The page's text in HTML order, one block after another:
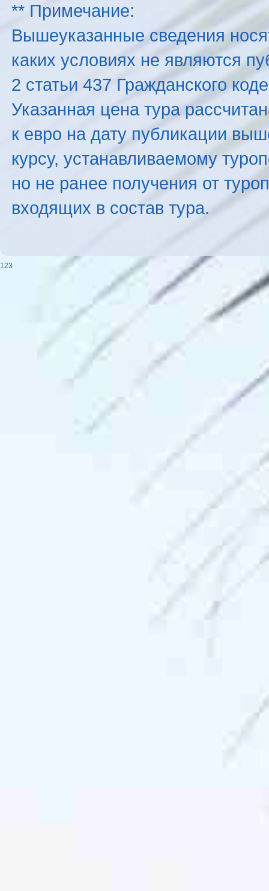
** Примечание:
Вышеуказанные сведения
каких условиях не являются
2 статьи 437 Гражданского
Указанная цена тура
к евро на дату публикации
курсу, устанавливаемому
но не ранее получения от
входящих в состав тура.
123